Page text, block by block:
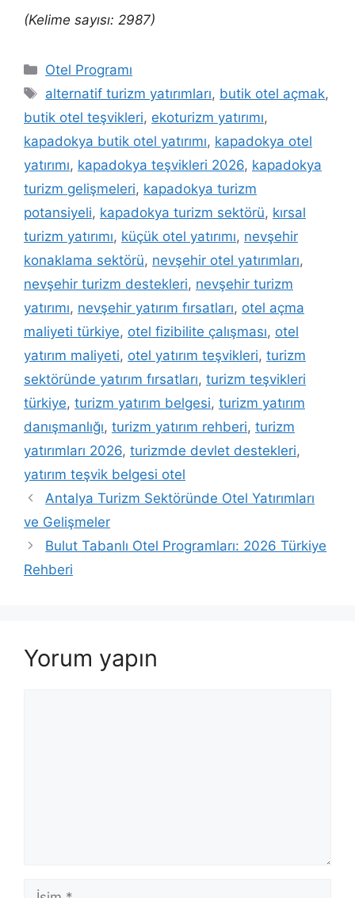
(Kelime sayısı: 2987)
Kategoriler
Otel Programı
Etiketler
alternatif turizm yatırımları, butik otel açmak,
butik otel teşvikleri, ekoturizm yatırımı,
kapadokya butik otel yatırımı, kapadokya otel
yatırımı, kapadokya teşvikleri 2026, kapadokya
turizm gelişmeleri, kapadokya turizm
potansiyeli, kapadokya turizm sektörü, kırsal
turizm yatırımı, küçük otel yatırımı, nevşehir
konaklama sektörü, nevşehir otel yatırımları,
nevşehir turizm destekleri, nevşehir turizm
yatırımı, nevşehir yatırım fırsatları, otel açma
maliyeti türkiye, otel fizibilite çalışması, otel
yatırım maliyeti, otel yatırım teşvikleri, turizm
sektöründe yatırım fırsatları, turizm teşvikleri
türkiye, turizm yatırım belgesi, turizm yatırım
danışmanlığı, turizm yatırım rehberi, turizm
yatırımları 2026, turizmde devlet destekleri,
yatırım teşvik belgesi otel
Antalya Turizm Sektöründe Otel Yatırımları
ve Gelişmeler
Bulut Tabanlı Otel Programları: 2026 Türkiye
Rehberi
Yorum yapın
İsim